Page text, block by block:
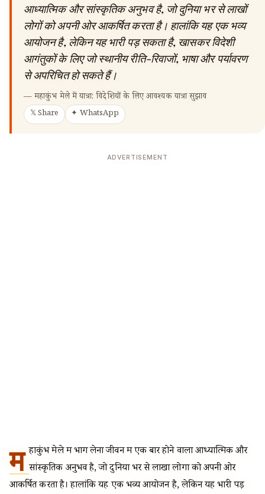
आध्यात्मिक और सांस्कृतिक अनुभव है, जो दुनिया भर से लाखों
लोगों को अपनी ओर आकर्षित करता है। हालांकि यह एक भव्य
आयोजन है, लेकिन यह भारी पड़ सकता है, खासकर विदेशी
आगंतुकों के लिए जो स्थानीय रीति-रिवाजों, भाषा और पर्यावरण
से अपरिचित हो सकते हैं।
—महाकुंभ मेले में यात्रा: विदेशियों के लिए आवश्यक यात्रा सुझाव
𝕏 Share ✦ WhatsApp
ADVERTISEMENT
म हाकुंभ मेले में भाग लेना जीवन में एक बार होने वाला आध्यात्मिक और
सांस्कृतिक अनुभव है, जो दुनिया भर से लाखों लोगों को अपनी ओर
आकर्षित करता है। हालांकि यह एक भव्य आयोजन है, लेकिन यह भारी पड़